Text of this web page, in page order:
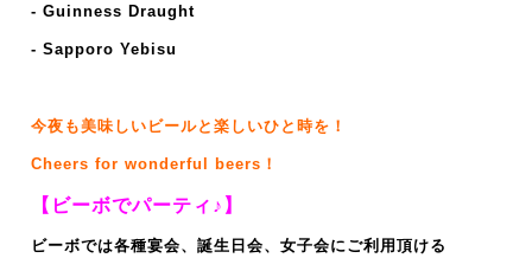
- Guinness Draught
- Sapporo Yebisu
今夜も美味しいビールと楽しいひと時を！
Cheers for wonderful beers！
【ビーボでパーティ♪】
ビーボでは各種宴会、誕生日会、女子会にご利用頂ける